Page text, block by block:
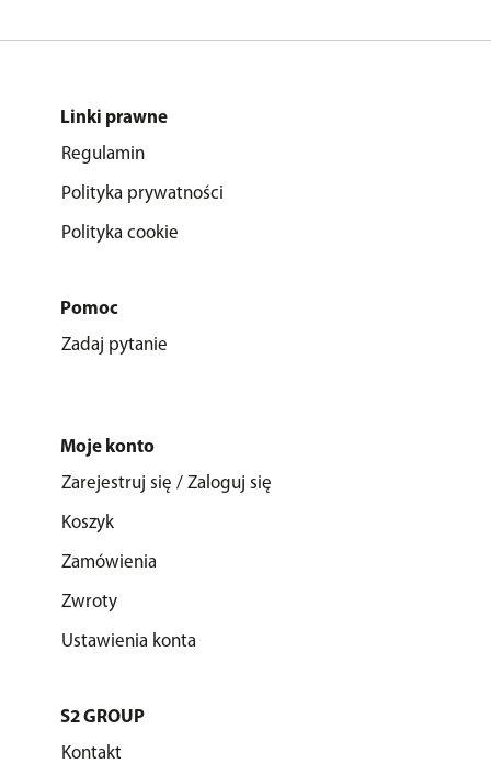
Linki prawne
Regulamin
Polityka prywatności
Polityka cookie
Pomoc
Zadaj pytanie
Moje konto
Zarejestruj się / Zaloguj się
Koszyk
Zamówienia
Zwroty
Ustawienia konta
S2 GROUP
Kontakt